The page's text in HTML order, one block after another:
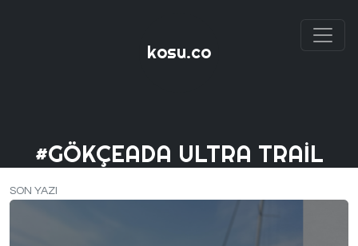
kosu.co
#GÖKÇEADA ULTRA TRAIL
SON YAZI